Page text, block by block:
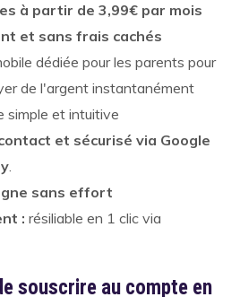
à partir de 3,99€ par mois
et sans frais cachés
dédiée pour les parents pour
de l'argent instantanément
simple et intuitive
et sécurisé via Google
.
sans effort
: résiliable en 1 clic via
souscrire au compte en